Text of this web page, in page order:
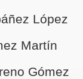
López
Martín
Gómez